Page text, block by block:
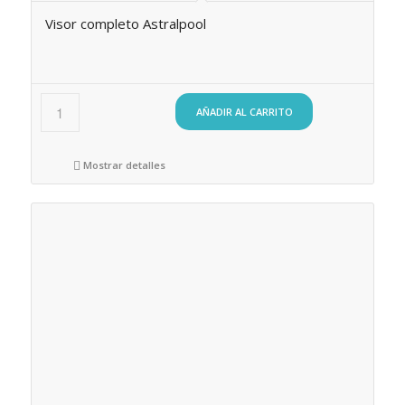
Visor completo Astralpool
AÑADIR AL CARRITO
Mostrar detalles